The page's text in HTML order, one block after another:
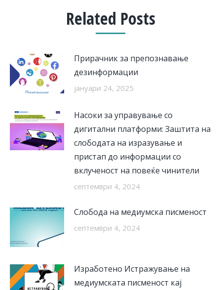
Related Posts
Прирачник за препознавање
дезинформации
јануари 24, 2025
Насоки за управување со
дигитални платформи: Заштита на
слободата на изразување и
пристап до информации со
вклученост на повеќе чинители
септември 4, 2024
Слобода на медиумска писменост
септември 4, 2024
Изработено Истражување на
медиумската писменост кај